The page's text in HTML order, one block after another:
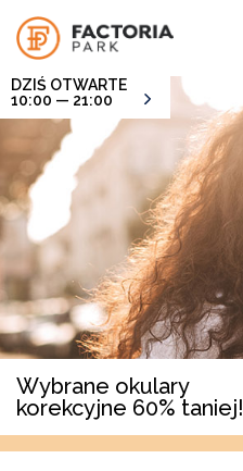
DZIŚ OTWARTE
10:00 — 21:00
Wybrane okulary
korekcyjne 60% taniej!